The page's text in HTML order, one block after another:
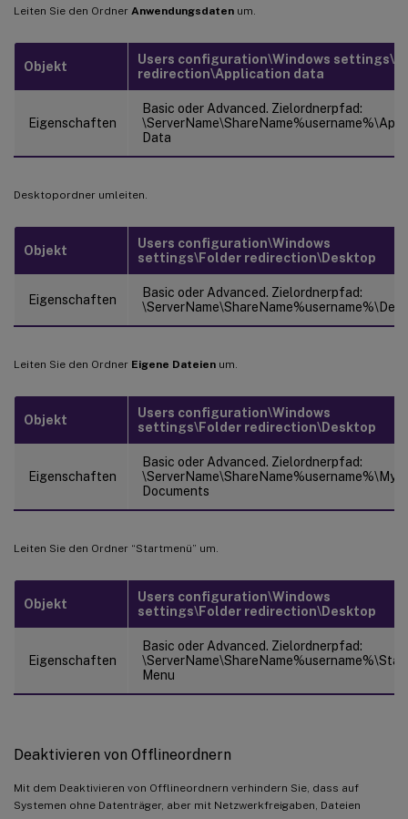
Leiten Sie den Ordner Anwendungsdaten um.
Objekt
Users configuration\Windows
redirection\Application data
Eigenschaften
Basic oder Advanced. Zielordnerpfad:
Data
Desktopordner umleiten.
Objekt
Users configuration\Windows
settings\Folder redirection\Desktop
Eigenschaften
Basic oder Advanced. Zielordnerpfad:
Leiten Sie den Ordner Eigene Dateien um.
Objekt
Users configuration\Windows
settings\Folder redirection\Desktop
Eigenschaften
Basic oder Advanced. Zielordnerpfad:
\ServerName\ShareName%username%\My
Documents
Leiten Sie den Ordner “Startmenü” um.
Objekt
Users configuration\Windows
settings\Folder redirection\Desktop
Eigenschaften
Basic oder Advanced. Zielordnerpfad:
Menu
Deaktivieren von Offlineordnern
Mit dem Deaktivieren von Offlineordnern verhindern Sie, dass auf
Systemen ohne Datenträger, aber mit Netzwerkfreigaben, Dateien